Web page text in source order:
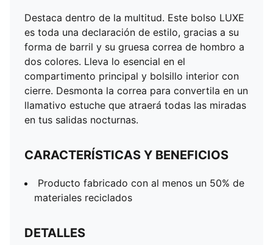
Correa de soga, gruesa y desmontable
Bolsillo interior con cierre
Bordes acolchados
Forro con estampado integral
Destaca dentro de la multitud. Este bolso LUXE
es toda una declaración de estilo, gracias a su
forma de barril y su gruesa correa de hombro a
dos colores. Lleva lo esencial en el
compartimento principal y bolsillo interior con
cierre. Desmonta la correa para convertila en un
llamativo estuche que atraerá todas las miradas
en tus salidas nocturnas.
CARACTERÍSTICAS Y BENEFICIOS
Producto fabricado con al menos un 50% de
materiales reciclados
DETALLES